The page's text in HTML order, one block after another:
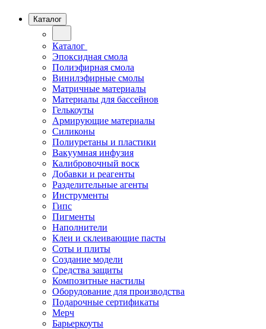
Каталог
Каталог
Эпоксидная смола
Полиэфирная смола
Винилэфирные смолы
Матричные материалы
Материалы для бассейнов
Гелькоуты
Армирующие материалы
Силиконы
Полиуретаны и пластики
Вакуумная инфузия
Калибровочный воск
Добавки и реагенты
Разделительные агенты
Инструменты
Гипс
Пигменты
Наполнители
Клеи и склеивающие пасты
Соты и плиты
Создание модели
Средства защиты
Композитные настилы
Оборудование для производства
Подарочные сертификаты
Мерч
Барьеркоуты